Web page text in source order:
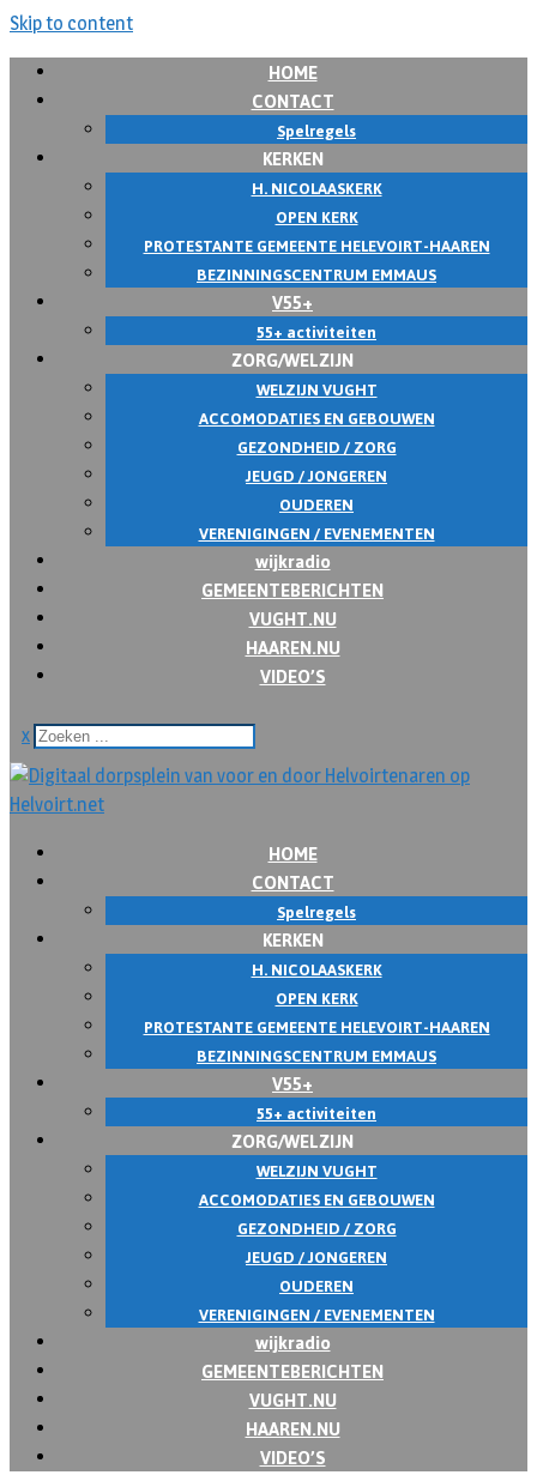
Skip to content
HOME
CONTACT
Spelregels
KERKEN
H. NICOLAASKERK
OPEN KERK
PROTESTANTE GEMEENTE HELEVOIRT-HAAREN
BEZINNINGSCENTRUM EMMAUS
V55+
55+ activiteiten
ZORG/WELZIJN
WELZIJN VUGHT
ACCOMODATIES EN GEBOUWEN
GEZONDHEID / ZORG
JEUGD / JONGEREN
OUDEREN
VERENIGINGEN / EVENEMENTEN
wijkradio
GEMEENTEBERICHTEN
VUGHT.NU
HAAREN.NU
VIDEO’S
x
HOME
CONTACT
Spelregels
KERKEN
H. NICOLAASKERK
OPEN KERK
PROTESTANTE GEMEENTE HELEVOIRT-HAAREN
BEZINNINGSCENTRUM EMMAUS
V55+
55+ activiteiten
ZORG/WELZIJN
WELZIJN VUGHT
ACCOMODATIES EN GEBOUWEN
GEZONDHEID / ZORG
JEUGD / JONGEREN
OUDEREN
VERENIGINGEN / EVENEMENTEN
wijkradio
GEMEENTEBERICHTEN
VUGHT.NU
HAAREN.NU
VIDEO’S